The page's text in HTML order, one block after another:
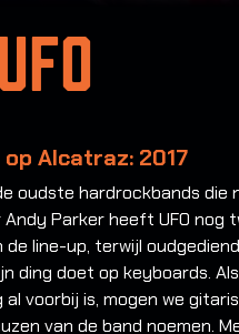
Ufo
Alcatraz: 2017
oudste hardrockbands die
Parker heeft UFO nog
line-up, terwijl
ding doet op keyboards.
voorbij is, mogen we
van de band noemen.